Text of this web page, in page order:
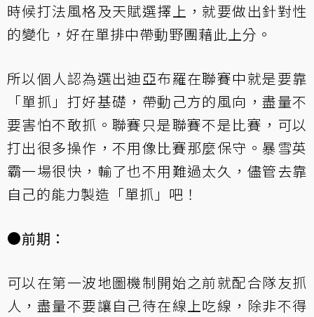
時候打法風格及天賦選擇上，就要做出針對性
的變化，好在單排中帶動野團藉此上分。
所以個人認為選出迪亞布羅在聯賽中就是要靠
「單抓」打好基礎，帶動己方的風向，盡量不
要害怕不敢抓。聯賽只是聯賽不是比賽，可以
打出很多操作，不用像比賽那麼保守。暴雪英
霸一場很快，輸了也不用難過太久，儘管去靠
自己的能力製造「單抓」吧！
●前期：
可以在第一波地圖機制開始之前就配合隊友抓
人，盡量不要讓自己待在線上吃線，除非不得